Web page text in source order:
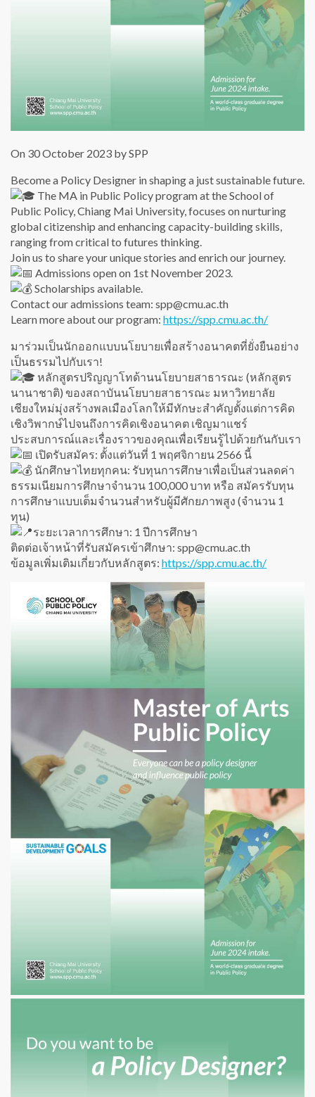
On 30 October 2023 by SPP
Become a Policy Designer in shaping a just sustainable future.
The MA in Public Policy program at the School of
Public Policy, Chiang Mai University, focuses on nurturing
global citizenship and enhancing capacity-building skills,
ranging from critical to futures thinking.
Join us to share your unique stories and enrich our journey.
Admissions open on 1st November 2023.
Scholarships available.
Contact our admissions team: spp@cmu.ac.th
Learn more about our program: https://spp.cmu.ac.th/
มาร่วมเป็นนักออกแบบนโยบายเพื่อสร้างอนาคตที่ยั่งยืนอย่าง
เป็นธรรมไปกับเรา!
หลักสูตรปริญญาโทด้านนโยบายสาธารณะ (หลักสูตร
นานาชาติ) ของสถาบันนโยบายสาธารณะ มหาวิทยาลัย
เชียงใหม่มุ่งสร้างพลเมืองโลกให้มีทักษะสำคัญตั้งแต่การคิด
เชิงวิพากษ์ไปจนถึงการคิดเชิงอนาคต เชิญมาแชร์
ประสบการณ์และเรื่องราวของคุณเพื่อเรียนรู้ไปด้วยกันกับเรา
เปิดรับสมัคร: ตั้งแต่วันที่ 1 พฤศจิกายน 2566 นี้
นักศึกษาไทยทุกคน: รับทุนการศึกษาเพื่อเป็นส่วนลดค่า
ธรรมเนียมการศึกษาจำนวน 100,000 บาท หรือ สมัครรับทุน
การศึกษาแบบเต็มจำนวนสำหรับผู้มีศักยภาพสูง (จำนวน 1
ทุน)
ระยะเวลาการศึกษา: 1 ปีการศึกษา
ติดต่อเจ้าหน้าที่รับสมัครเข้าศึกษา: spp@cmu.ac.th
ข้อมูลเพิ่มเติมเกี่ยวกับหลักสูตร: https://spp.cmu.ac.th/